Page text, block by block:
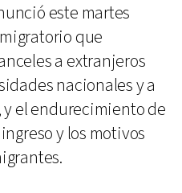
este martes
que
a extranjeros
nacionales y a
el endurecimiento de
y los motivos